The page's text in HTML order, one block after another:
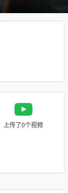
上传了0个视频